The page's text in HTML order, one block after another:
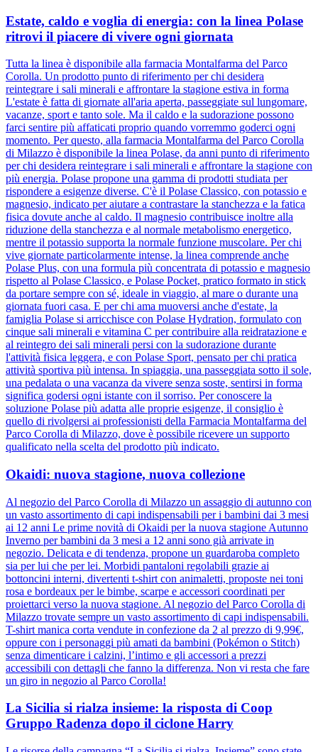
Estate, caldo e voglia di energia: con la linea Polase
ritrovi il piacere di vivere ogni giornata
Tutta la linea è disponibile alla farmacia Montalfarma del Parco
Corolla. Un prodotto punto di riferimento per chi desidera
reintegrare i sali minerali e affrontare la stagione estiva in forma
L'estate è fatta di giornate all'aria aperta, passeggiate sul lungomare,
vacanze, sport e tanto sole. Ma il caldo e la sudorazione possono
farci sentire più affaticati proprio quando vorremmo goderci ogni
momento. Per questo, alla farmacia Montalfarma del Parco Corolla
di Milazzo è disponibile la linea Polase, da anni punto di riferimento
per chi desidera reintegrare i sali minerali e affrontare la stagione con
più energia. Polase propone una gamma di prodotti studiata per
rispondere a esigenze diverse. C'è il Polase Classico, con potassio e
magnesio, indicato per aiutare a contrastare la stanchezza e la fatica
fisica dovute anche al caldo. Il magnesio contribuisce inoltre alla
riduzione della stanchezza e al normale metabolismo energetico,
mentre il potassio supporta la normale funzione muscolare. Per chi
vive giornate particolarmente intense, la linea comprende anche
Polase Plus, con una formula più concentrata di potassio e magnesio
rispetto al Polase Classico, e Polase Pocket, pratico formato in stick
da portare sempre con sé, ideale in viaggio, al mare o durante una
giornata fuori casa. E per chi ama muoversi anche d'estate, la
famiglia Polase si arricchisce con Polase Hydration, formulato con
cinque sali minerali e vitamina C per contribuire alla reidratazione e
al reintegro dei sali minerali persi con la sudorazione durante
l'attività fisica leggera, e con Polase Sport, pensato per chi pratica
attività sportiva più intensa. In spiaggia, una passeggiata sotto il sole,
una pedalata o una vacanza da vivere senza soste, sentirsi in forma
significa godersi ogni istante con il sorriso. Per conoscere la
soluzione Polase più adatta alle proprie esigenze, il consiglio è
quello di rivolgersi ai professionisti della Farmacia Montalfarma del
Parco Corolla di Milazzo, dove è possibile ricevere un supporto
qualificato nella scelta del prodotto più indicato.
Okaidi: nuova stagione, nuova collezione
Al negozio del Parco Corolla di Milazzo un assaggio di autunno con
un vasto assortimento di capi indispensabili per i bambini dai 3 mesi
ai 12 anni Le prime novità di Okaidi per la nuova stagione Autunno
Inverno per bambini da 3 mesi a 12 anni sono già arrivate in
negozio. Delicata e di tendenza, propone un guardaroba completo
sia per lui che per lei. Morbidi pantaloni regolabili grazie ai
bottoncini interni, divertenti t-shirt con animaletti, proposte nei toni
rosa e bordeaux per le bimbe, scarpe e accessori coordinati per
proiettarci verso la nuova stagione. Al negozio del Parco Corolla di
Milazzo trovate sempre un vasto assortimento di capi indispensabili.
T-shirt manica corta vendute in confezione da 2 al prezzo di 9,99€,
oppure con i personaggi più amati da bambini (Pokémon o Stitch)
senza dimenticare i calzini, l’intimo e gli accessori a prezzi
accessibili con dettagli che fanno la differenza. Non vi resta che fare
un giro in negozio al Parco Corolla!
La Sicilia si rialza insieme: la risposta di Coop
Gruppo Radenza dopo il ciclone Harry